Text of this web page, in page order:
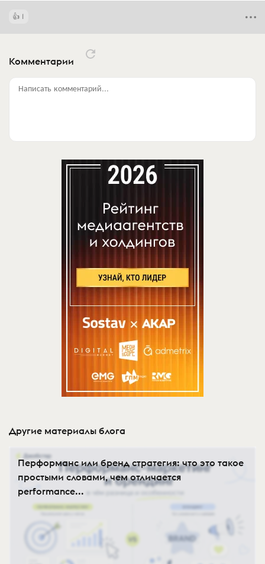
1
Комментарии
Написать комментарий...
Другие материалы блога
Перформанс или бренд стратегия: что это такое
простыми словами, чем отличается
performance...